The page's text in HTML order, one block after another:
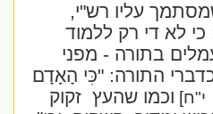
עליו רש"י,
לא די רק ללמוד
בתורה - מפני
התורה: " כִּי הָאָדָם
וכמו שהעץ זקוק